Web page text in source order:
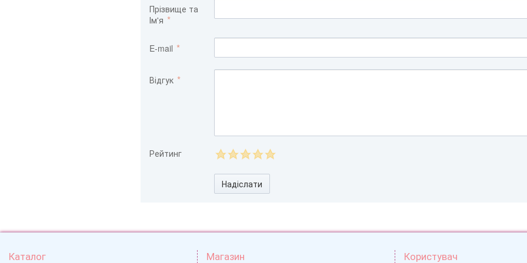
Прізвище та
Ім'я
E-mail
Відгук
Рейтинг
Надіслати
Каталог Магазин Користувач